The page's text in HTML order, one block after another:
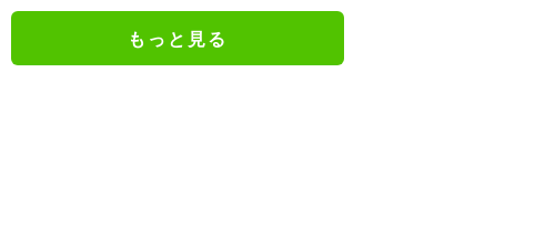
もっと見る